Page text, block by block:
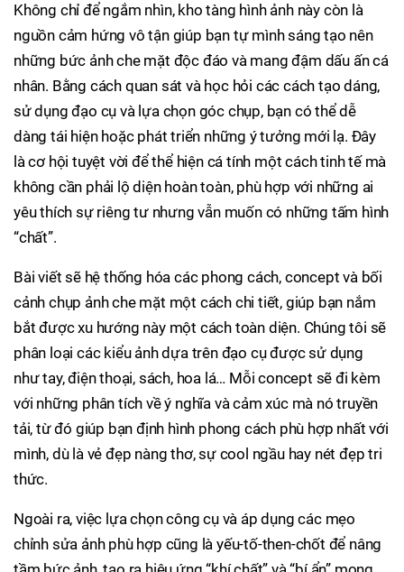
Không chỉ để ngắm nhìn, kho tàng hình ảnh này còn là
nguồn cảm hứng vô tận giúp bạn tự mình sáng tạo nên
những bức ảnh che mặt độc đáo và mang đậm dấu ấn cá
nhân. Bằng cách quan sát và học hỏi các cách tạo dáng,
sử dụng đạo cụ và lựa chọn góc chụp, bạn có thể dễ
dàng tái hiện hoặc phát triển những ý tưởng mới lạ. Đây
là cơ hội tuyệt vời để thể hiện cá tính một cách tinh tế mà
không cần phải lộ diện hoàn toàn, phù hợp với những ai
yêu thích sự riêng tư nhưng vẫn muốn có những tấm hình
“chất”.
Bài viết sẽ hệ thống hóa các phong cách, concept và bối
cảnh chụp ảnh che mặt một cách chi tiết, giúp bạn nắm
bắt được xu hướng này một cách toàn diện. Chúng tôi sẽ
phân loại các kiểu ảnh dựa trên đạo cụ được sử dụng
như tay, điện thoại, sách, hoa lá… Mỗi concept sẽ đi kèm
với những phân tích về ý nghĩa và cảm xúc mà nó truyền
tải, từ đó giúp bạn định hình phong cách phù hợp nhất với
mình, dù là vẻ đẹp nàng thơ, sự cool ngầu hay nét đẹp tri
thức.
Ngoài ra, việc lựa chọn công cụ và áp dụng các mẹo
chỉnh sửa ảnh phù hợp cũng là yếu-tố-then-chốt để nâng